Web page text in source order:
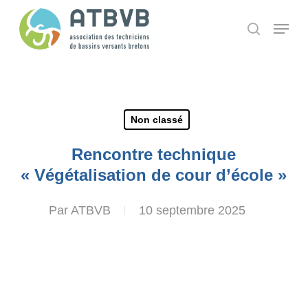
search
Menu
Non classé
Rencontre technique
« Végétalisation de cour d’école »
Par ATBVB 10 septembre 2025
Panneau de gestion des cookies